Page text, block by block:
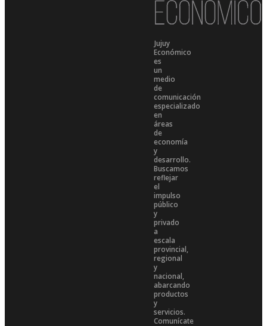
Jujuy
Económico
es
un
medio
de
comunicación
especializado
en
áreas
de
economía
y
desarrollo.
Buscamos
reflejar
el
impulso
público
y
privado
a
escala
provincial,
regional
y
nacional,
abarcando
productos
y
servicios.
Comunícate